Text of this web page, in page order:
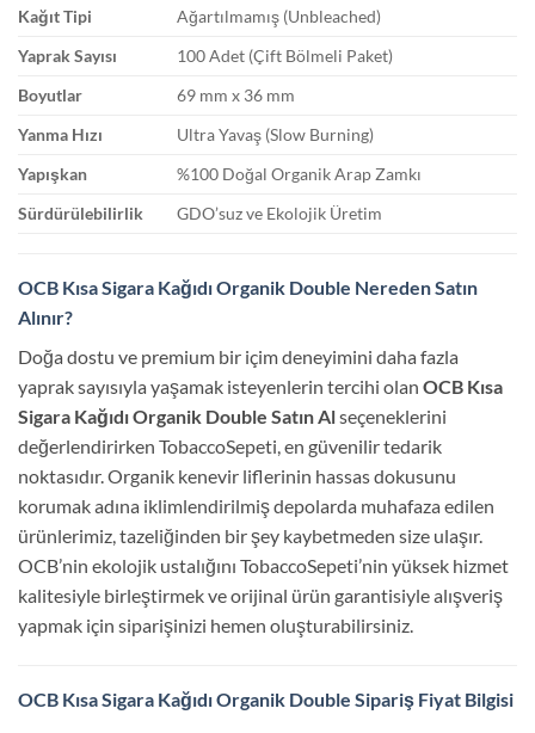
Kağıt Tipi
Ağartılmamış (Unbleached)
Yaprak Sayısı
100 Adet (Çift Bölmeli Paket)
Boyutlar
69 mm x 36 mm
Yanma Hızı
Ultra Yavaş (Slow Burning)
Yapışkan
%100 Doğal Organik Arap Zamkı
Sürdürülebilirlik
GDO’suz ve Ekolojik Üretim
OCB Kısa Sigara Kağıdı Organik Double Nereden Satın
Alınır?
Doğa dostu ve premium bir içim deneyimini daha fazla
yaprak sayısıyla yaşamak isteyenlerin tercihi olan OCB Kısa
Sigara Kağıdı Organik Double Satın Alseçeneklerini
değerlendirirken TobaccoSepeti, en güvenilir tedarik
noktasıdır. Organik kenevir liflerinin hassas dokusunu
korumak adına iklimlendirilmiş depolarda muhafaza edilen
ürünlerimiz, tazeliğinden bir şey kaybetmeden size ulaşır.
OCB’nin ekolojik ustalığını TobaccoSepeti’nin yüksek hizmet
kalitesiyle birleştirmek ve orijinal ürün garantisiyle alışveriş
yapmak için siparişinizi hemen oluşturabilirsiniz.
OCB Kısa Sigara Kağıdı Organik Double Sipariş Fiyat Bilgisi